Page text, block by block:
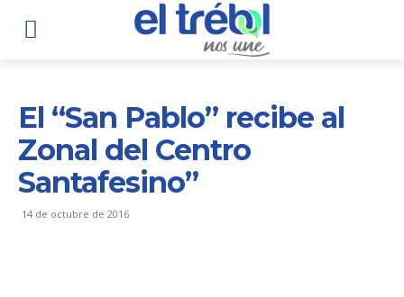
El “San Pablo” recibe al
Zonal del Centro
Santafesino”
14 de octubre de 2016